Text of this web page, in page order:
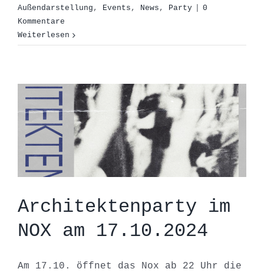
Außendarstellung , Events , News , Party
0
Kommentare
Weiterlesen
Architektenparty im
NOX am 17.10.2024
Architektenparty im
NOX am 17.10.2024
Am 17.10. öffnet das Nox ab 22 Uhr die